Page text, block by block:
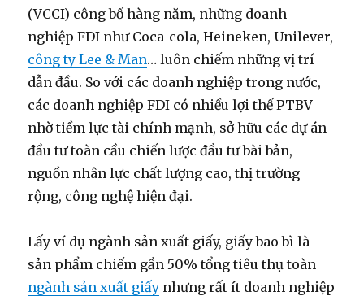
(VCCI) công bố hàng năm, những doanh
nghiệp FDI như Coca-cola, Heineken, Unilever,
công ty Lee & Man… luôn chiếm những vị trí
dẫn đầu. So với các doanh nghiệp trong nước,
các doanh nghiệp FDI có nhiều lợi thế PTBV
nhờ tiềm lực tài chính mạnh, sở hữu các dự án
đầu tư toàn cầu chiến lược đầu tư bài bản,
nguồn nhân lực chất lượng cao, thị trường
rộng, công nghệ hiện đại.
Lấy ví dụ ngành sản xuất giấy, giấy bao bì là
sản phẩm chiếm gần 50% tổng tiêu thụ toàn
ngành sản xuất giấy nhưng rất ít doanh nghiệp